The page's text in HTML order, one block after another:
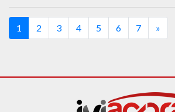
1 (current)
2 3 4 5 6 7 »